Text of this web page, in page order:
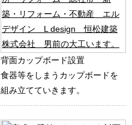
背面カップボード設置
食器等をしまうカップボードを
組み立てていきます。